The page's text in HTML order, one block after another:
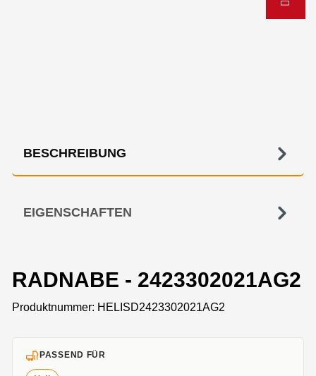
BESCHREIBUNG
EIGENSCHAFTEN
RADNABE - 2423302021AG2
Produktnummer: HELISD2423302021AG2
PASSEND FÜR